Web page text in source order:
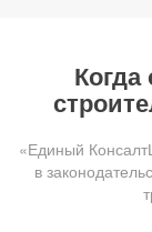
«Единый
в